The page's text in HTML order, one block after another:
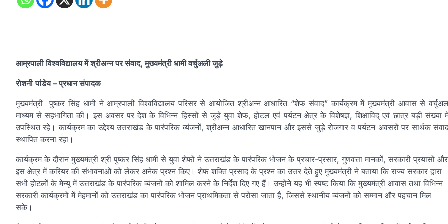
आम्रपाली विश्वविद्यालय में श्रीअन्न पर संवाद, मुख्यमंत्री धामी वर्चुअली जुड़े
रोशनी पांडेय– प्रधान संपादक
मुख्यमंत्री पुष्कर सिंह धामी ने आम्रपाली विश्वविद्यालय परिसर से आयोजित श्रीअन्न आधारित “शेफ संवाद” कार्यक्रम में मुख्यमंत्री आवास से
माध्यम से सहभागिता की। इस अवसर पर देश के विभिन्न हिस्सों से जुड़े युवा शेफ, होटल एवं पर्यटन क्षेत्र के विशेषज्ञ, शिक्षाविद् एवं छात्र बड़ी संख्या
उपस्थित रहे। कार्यक्रम का उद्देश्य उत्तराखंड के पारंपरिक व्यंजनों, श्रीअन्न आधारित खानपान और इससे जुड़े रोजगार व पर्यटन अवसरों पर सार्थक
स्थापित करना रहा।
कार्यक्रम के दौरान मुख्यमंत्री श्री पुष्कर सिंह धामी से युवा शेफों ने उत्तराखंड के पारंपरिक भोजन के प्रचार-प्रसार, गुणवत्ता मानकों, सरकारी प्रयासों और
इस क्षेत्र में करियर की संभावनाओं को लेकर अनेक प्रश्न किए। शेफ शक्ति प्रसाद के प्रश्न का उत्तर देते हुए मुख्यमंत्री ने बताया कि राज्य सरकार द्वारा
सभी होटलों के मेन्यू में उत्तराखंड के पारंपरिक व्यंजनों को शामिल करने के निर्देश दिए गए हैं। उन्होंने यह भी स्पष्ट किया कि मुख्यमंत्री आवास तथा विभिन्न
सरकारी कार्यक्रमों में मेहमानों को उत्तराखंड का पारंपरिक भोजन प्राथमिकता से परोसा जाता है, जिससे स्थानीय व्यंजनों को सम्मान और पहचान मिल
सके।